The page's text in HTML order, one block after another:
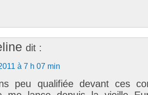
dit :
à 7 h 07 min
peu qualifiée devant ces